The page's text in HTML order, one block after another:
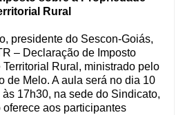
Rural
presidente do Sescon-Goiás,
– Declaração de Imposto
Rural, ministrado pelo
de Melo. A aula será no dia 10
17h30, na sede do Sindicato,
aos participantes